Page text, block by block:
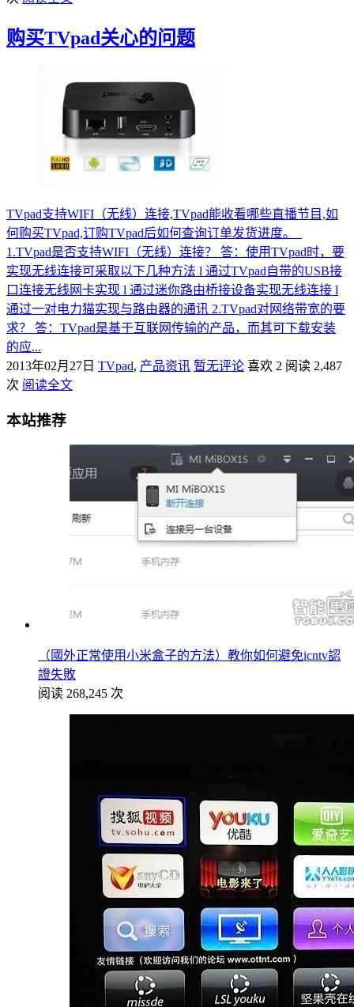
购买TVpad关心的问题
TVpad支持WIFI（无线）连接,TVpad能收看哪些直播节目,如
何购买TVpad,订购TVpad后如何查询订单发货进度。
1.TVpad是否支持WIFI（无线）连接？ 答：使用TVpad时，要
实现无线连接可采取以下几种方法 l 通过TVpad自带的USB接
口连接无线网卡实现 l 通过迷你路由桥接设备实现无线连接 l
通过一对电力猫实现与路由器的通讯 2.TVpad对网络带宽的要
求？ 答：TVpad是基于互联网传输的产品，而其可下载安装
的应...
2013年02月27日 TVpad, 产品资讯 暂无评论 喜欢 2 阅读 2,487
次 阅读全文
本站推荐
（國外正常使用小米盒子的方法）教你如何避免icntv認
證失敗
阅读 268,245 次